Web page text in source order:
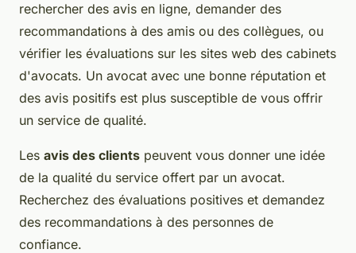
rechercher des avis en ligne, demander des
recommandations à des amis ou des collègues, ou
vérifier les évaluations sur les sites web des cabinets
d'avocats. Un avocat avec une bonne réputation et
des avis positifs est plus susceptible de vous offrir
un service de qualité.
Les avis des clients peuvent vous donner une idée
de la qualité du service offert par un avocat.
Recherchez des évaluations positives et demandez
des recommandations à des personnes de
confiance.